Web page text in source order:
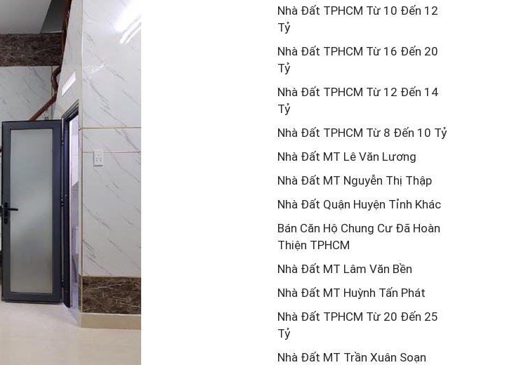
Nhà Đất TPHCM Từ 10 Đến 12
Tỷ
Nhà Đất TPHCM Từ 16 Đến 20
Tỷ
Nhà Đất TPHCM Từ 12 Đến 14
Tỷ
Nhà Đất TPHCM Từ 8 Đến 10 Tỷ
Nhà Đất MT Lê Văn Lương
Nhà Đất MT Nguyễn Thị Thập
Nhà Đất Quận Huyện Tỉnh Khác
Bán Căn Hộ Chung Cư Đã Hoàn
Thiện TPHCM
Nhà Đất MT Lâm Văn Bền
Nhà Đất MT Huỳnh Tấn Phát
Nhà Đất TPHCM Từ 20 Đến 25
Tỷ
Nhà Đất MT Trần Xuân Soạn